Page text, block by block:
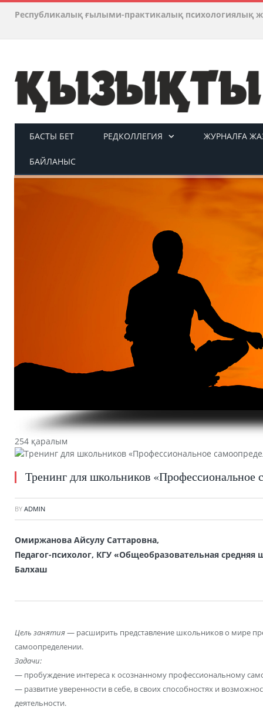
Республикалық ғылыми-практикалық психологиялық
БАСТЫ БЕТ РЕДКОЛЛЕГИЯ ЖУРНАЛҒА
БАЙЛАНЫС
254 қаралым
Тренинг для школьников «Профессиональное
BY ADMIN
Омиржанова Айсулу Саттаровна,
Педагог-психолог, КГУ «Общеобразовательная
Балхаш
Цель занятия— расширить представление школьников о мире
самоопределении.
Задачи:
— пробуждение интереса к осознанному профессиональному
— развитие уверенности в себе, в своих способностях и
деятельности.